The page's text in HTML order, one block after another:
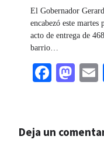
El Gobernador
encabezó este martes
acto de entrega de
barrio…
Deja un